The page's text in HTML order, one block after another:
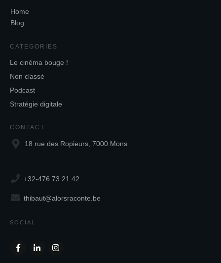
Home
Blog
CATEGORIES
Le cinéma bouge !
Non classé
Podcast
Stratégie digitale
CONTACT
18 rue des Ropieurs, 7000 Mons
+32-476.73.21.42
thibaut@alorsraconte.be
SOCIAL